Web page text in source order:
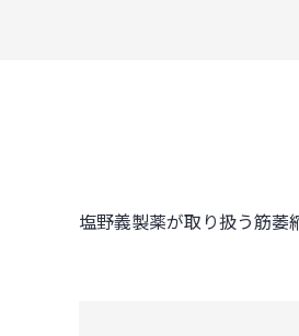
塩野義製薬が取り扱う筋萎